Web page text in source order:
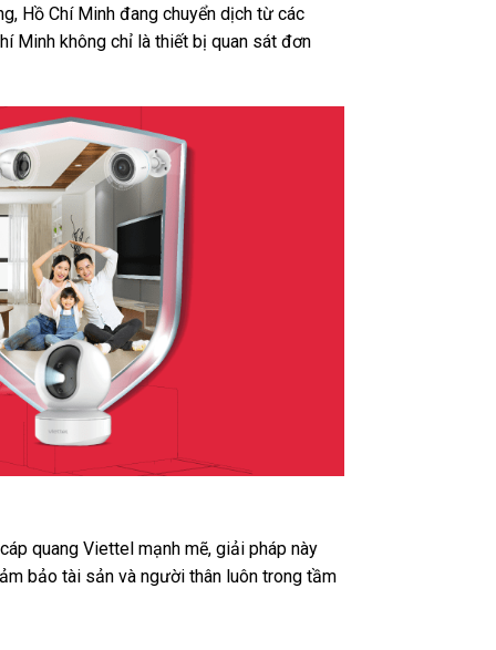
Hồ Chí Minh đang chuyển dịch từ các
Minh không chỉ là thiết bị quan sát đơn
quang Viettel mạnh mẽ, giải pháp này
bảo tài sản và người thân luôn trong tầm